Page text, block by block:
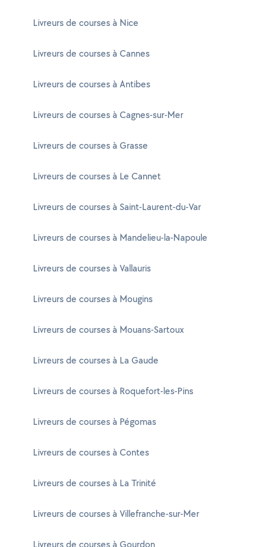
Livreurs de courses à Nice
Livreurs de courses à Cannes
Livreurs de courses à Antibes
Livreurs de courses à Cagnes-sur-Mer
Livreurs de courses à Grasse
Livreurs de courses à Le Cannet
Livreurs de courses à Saint-Laurent-du-Var
Livreurs de courses à Mandelieu-la-Napoule
Livreurs de courses à Vallauris
Livreurs de courses à Mougins
Livreurs de courses à Mouans-Sartoux
Livreurs de courses à La Gaude
Livreurs de courses à Roquefort-les-Pins
Livreurs de courses à Pégomas
Livreurs de courses à Contes
Livreurs de courses à La Trinité
Livreurs de courses à Villefranche-sur-Mer
Livreurs de courses à Gourdon